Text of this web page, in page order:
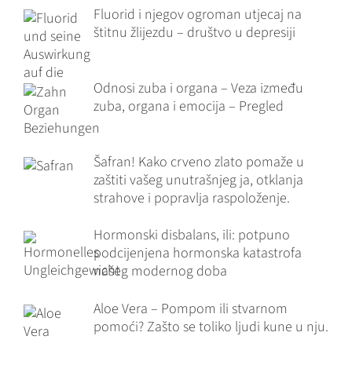
Fluorid i njegov ogroman utjecaj na
štitnu žlijezdu – društvo u depresiji
Odnosi zuba i organa – Veza između
zuba, organa i emocija – Pregled
Šafran! Kako crveno zlato pomaže u
zaštiti vašeg unutrašnjeg ja, otklanja
strahove i popravlja raspoloženje.
Hormonski disbalans, ili: potpuno
podcijenjena hormonska katastrofa
našeg modernog doba
Aloe Vera – Pompom ili stvarnom
pomoći? Zašto se toliko ljudi kune u nju.